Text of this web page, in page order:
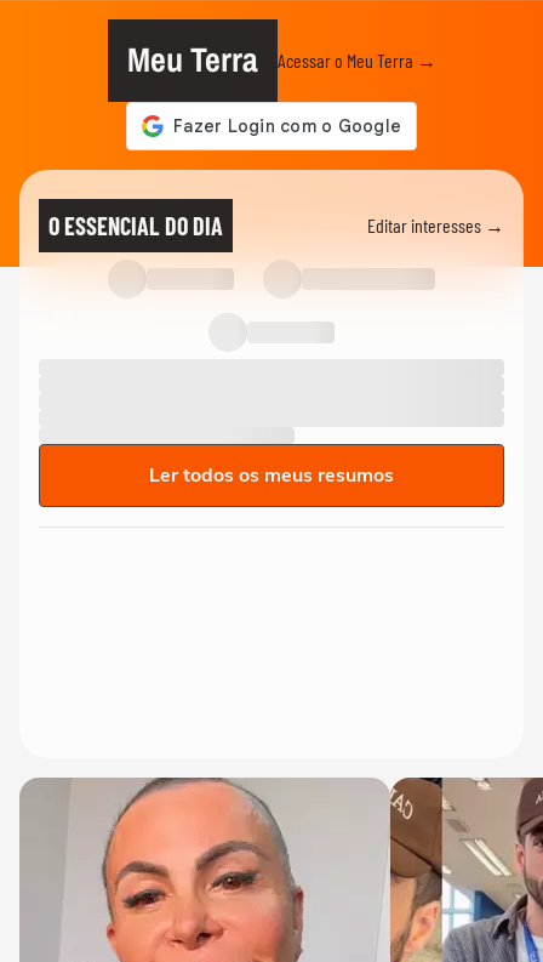
Meu Terra Acessar o Meu Terra →
O ESSENCIAL DO DIA Editar interesses →
Ler todos os meus resumos